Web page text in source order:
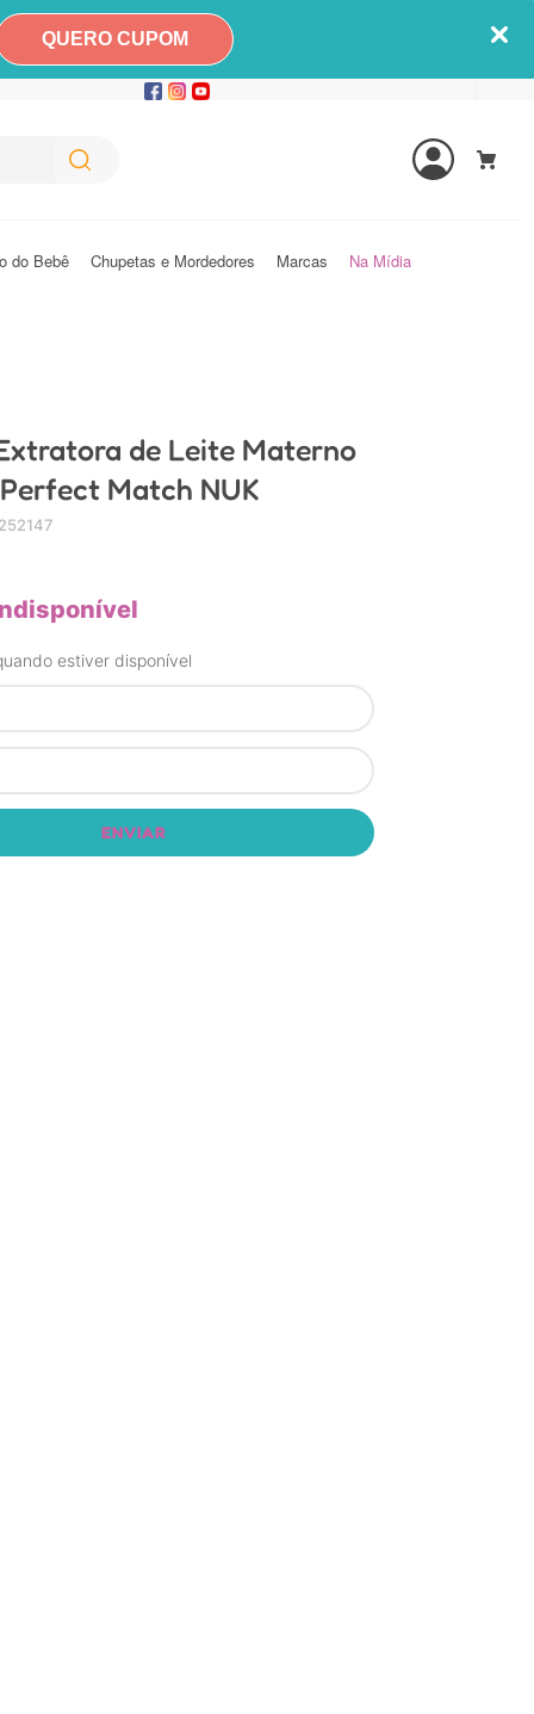
QUERO CUPOM
do Bebê Chupetas e Mordedores Marcas Na Mídia
de Leite Materno
Match NUK
estiver disponível
ENVIAR